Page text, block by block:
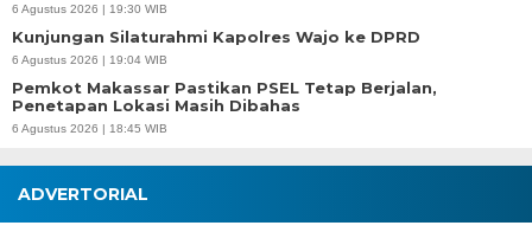
6 Agustus 2026 | 19:30 WIB
Kunjungan Silaturahmi Kapolres Wajo ke DPRD
6 Agustus 2026 | 19:04 WIB
Pemkot Makassar Pastikan PSEL Tetap Berjalan,
Penetapan Lokasi Masih Dibahas
6 Agustus 2026 | 18:45 WIB
ADVERTORIAL